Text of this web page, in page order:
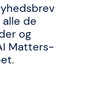
de
og
Matters-